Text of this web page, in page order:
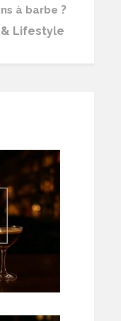
à barbe ?
& Lifestyle